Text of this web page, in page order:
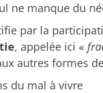
ne manque du
par la
, appelée ici «
autres formes
du mal à vivre